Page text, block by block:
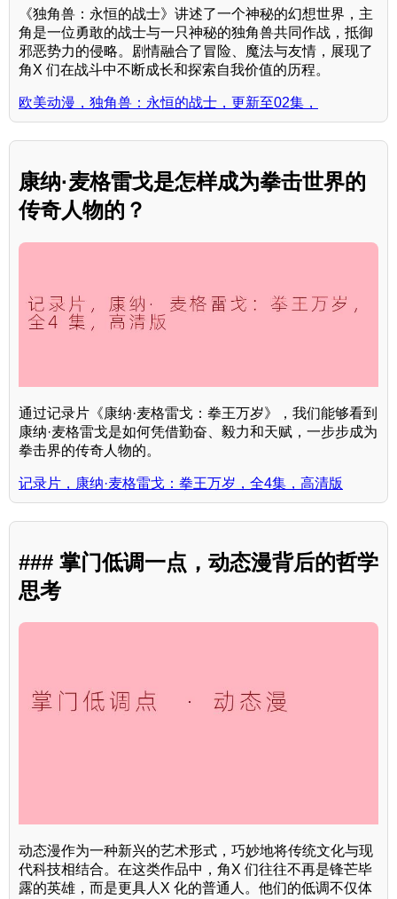
《独角兽：永恒的战士》讲述了一个神秘的幻想世界，主
角是一位勇敢的战士与一只神秘的独角兽共同作战，抵御
邪恶势力的侵略。剧情融合了冒险、魔法与友情，展现了
角X 们在战斗中不断成长和探索自我价值的历程。
欧美动漫，独角兽：永恒的战士，更新至02集，
康纳·麦格雷戈是怎样成为拳击世界的
传奇人物的？
通过记录片《康纳·麦格雷戈：拳王万岁》，我们能够看到
康纳·麦格雷戈是如何凭借勤奋、毅力和天赋，一步步成为
拳击界的传奇人物的。
记录片，康纳·麦格雷戈：拳王万岁，全4集，高清版
### 掌门低调一点，动态漫背后的哲学
思考
动态漫作为一种新兴的艺术形式，巧妙地将传统文化与现
代科技相结合。在这类作品中，角X 们往往不再是锋芒毕
露的英雄，而是更具人X 化的普通人。他们的低调不仅体